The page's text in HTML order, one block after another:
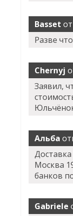
Basset
Разве
Chernyj
Заявил,
Альба
Москва
банков
Gabriele